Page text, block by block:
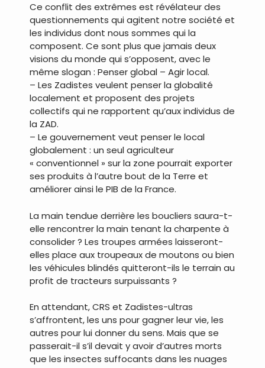
Ce conflit des extrêmes est révélateur des
questionnements qui agitent notre société et
les individus dont nous sommes qui la
composent. Ce sont plus que jamais deux
visions du monde qui s’opposent, avec le
même slogan : Penser global – Agir local.
– Les Zadistes veulent penser la globalité
localement et proposent des projets
collectifs qui ne rapportent qu’aux individus de
la ZAD.
– Le gouvernement veut penser le local
globalement : un seul agriculteur
« conventionnel » sur la zone pourrait exporter
ses produits à l’autre bout de la Terre et
améliorer ainsi le PIB de la France.
La main tendue derrière les boucliers saura-t-
elle rencontrer la main tenant la charpente à
consolider ? Les troupes armées laisseront-
elles place aux troupeaux de moutons ou bien
les véhicules blindés quitteront-ils le terrain au
profit de tracteurs surpuissants ?
En attendant, CRS et Zadistes-ultras
s’affrontent, les uns pour gagner leur vie, les
autres pour lui donner du sens. Mais que se
passerait-il s’il devait y avoir d’autres morts
que les insectes suffocants dans les nuages